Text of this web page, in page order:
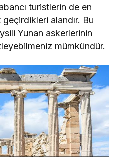
turistlerin de en
alandır. Bu
Yunan askerlerinin
mümkündür.